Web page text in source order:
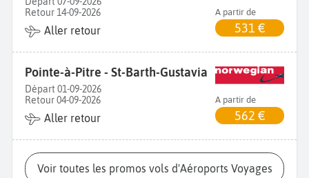
Retour 14-09-2026
Aller retour
A partir de
531 €
Pointe-à-Pitre - St-Barth-Gustavia
Départ 01-09-2026
Retour 04-09-2026
Aller retour
A partir de
562 €
Voir toutes les promos vols d'Aéroports Voyages